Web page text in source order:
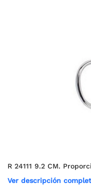
R 24111 9.2 CM.
Ver descripción